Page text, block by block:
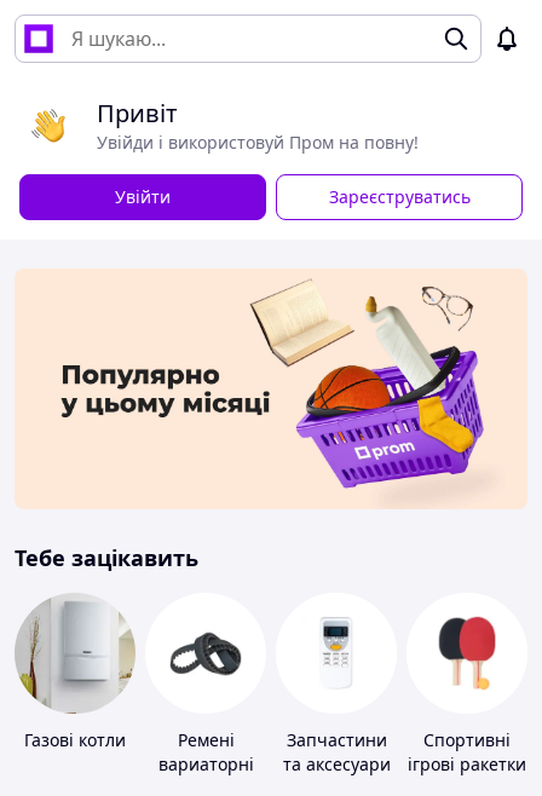
Привіт
Увійди і використовуй Пром на повну!
Увійти Зареєструватись
Тебе зацікавить
Газові котли
Ремені
вариаторні
Запчастини
та аксесуари
Спортивні
ігрові ракетки